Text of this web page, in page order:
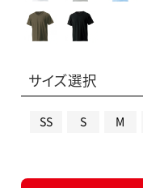
サイズ選択
SS S M